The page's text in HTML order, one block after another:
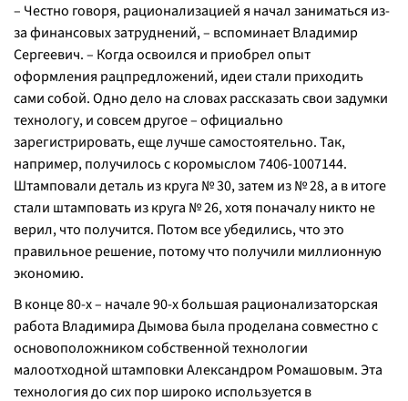
– Честно говоря, рационализацией я начал заниматься из-
за финансовых затруднений, – вспоминает Владимир
Сергеевич. – Когда освоился и приобрел опыт
оформления рацпредложений, идеи стали приходить
сами собой. Одно дело на словах рассказать свои задумки
технологу, и совсем другое – официально
зарегистрировать, еще лучше самостоятельно. Так,
например, получилось с коромыслом 7406-1007144.
Штамповали деталь из круга № 30, затем из № 28, а в итоге
стали штамповать из круга № 26, хотя поначалу никто не
верил, что получится. Потом все убедились, что это
правильное решение, потому что получили миллионную
экономию.
В конце 80-х – начале 90-х большая рационализаторская
работа Владимира Дымова была проделана совместно с
основоположником собственной технологии
малоотходной штамповки Александром Ромашовым. Эта
технология до сих пор широко используется в